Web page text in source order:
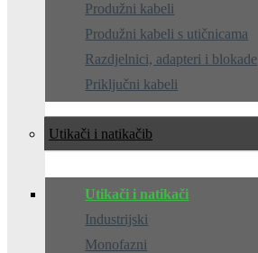
Produžni kabeli
Produžni kabeli s utičnicama
Razdjelnici, adapteri i blokade
Priključni kabeli
Utikači i natikači
Utikači i natikači
Industrijski
Monofazni